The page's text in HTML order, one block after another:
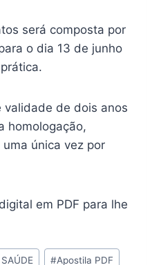
será composta por
o dia 13 de junho
validade de dois anos
homologação,
única vez por
em PDF para lhe
#Apostila PDF